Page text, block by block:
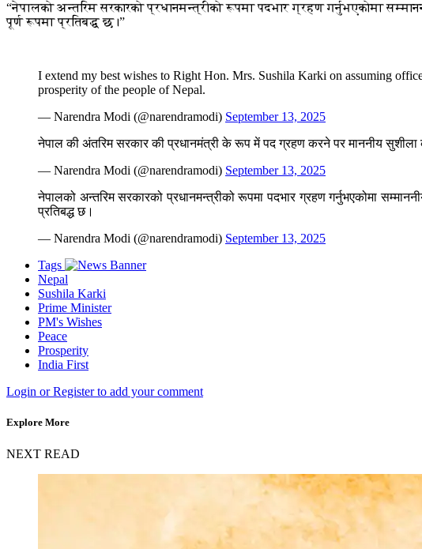
“नेपालको अन्तरिम सरकारको प्रधानमन्त्रीको रूपमा पदभार ग्रहण गर्नुभएकोमा
पूर्ण रूपमा प्रतिबद्ध छ।”
I extend my best wishes to Right Hon. Mrs. Sushila Karki on assuming
prosperity of the people of Nepal.
— Narendra Modi (@narendramodi) September 13, 2025
नेपाल की अंतरिम सरकार की प्रधानमंत्री के रूप में पद ग्रहण करने पर माननीय सुशीला
— Narendra Modi (@narendramodi) September 13, 2025
नेपालको अन्तरिम सरकारको प्रधानमन्त्रीको रूपमा पदभार ग्रहण गर्नुभएकोमा
प्रतिबद्ध छ।
— Narendra Modi (@narendramodi) September 13, 2025
Tags
Nepal
Sushila Karki
Prime Minister
PM's Wishes
Peace
Prosperity
India First
Login or Register to add your comment
Explore More
NEXT READ